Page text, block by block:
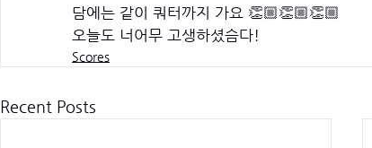
담에는 같이 쿼터까지 가요 👏🏼👏🏼👏🏼
오늘도 너어무 고생하셨슴다!
Scores
Recent Posts